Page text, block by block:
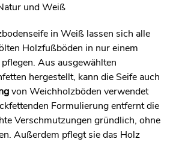
und Weiß
in Weiß lassen sich alle
Holzfußböden in nur einem
Aus ausgewählten
hergestellt, kann die Seife auch
von Weichholzböden verwendet
Formulierung entfernt die
Verschmutzungen gründlich, ohne
Außerdem pflegt sie das Holz